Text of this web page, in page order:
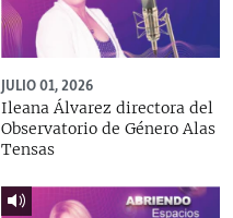
JULIO 01, 2026
Ileana Álvarez directora del
Observatorio de Género Alas
Tensas